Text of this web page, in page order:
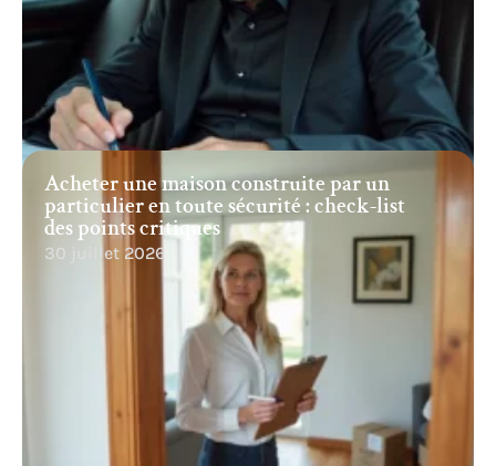
Acheter une maison construite par un
particulier en toute sécurité : check-list
des points critiques
30 juillet 2026